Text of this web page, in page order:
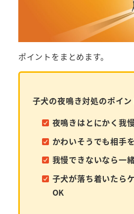
ポイントをまとめます。
子犬の夜鳴き対処のポイン
夜鳴きはとにかく我慢
かわいそうでも相手
我慢できないなら一
子犬が落ち着いたら
OK